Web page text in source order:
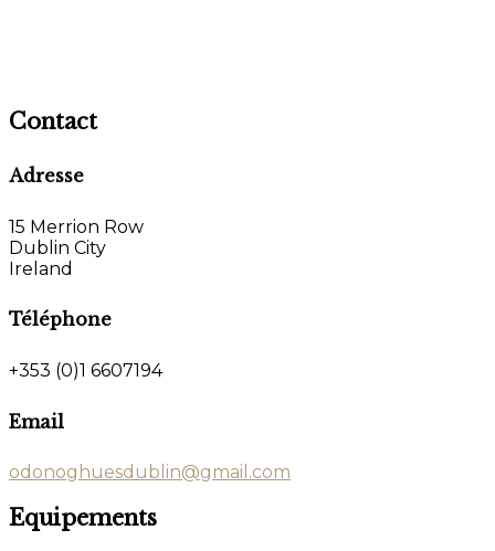
Contact
Adresse
15 Merrion Row
Dublin City
Ireland
Téléphone
+353 (0)1 6607194
Email
odonoghuesdublin@gmail.com
Equipements